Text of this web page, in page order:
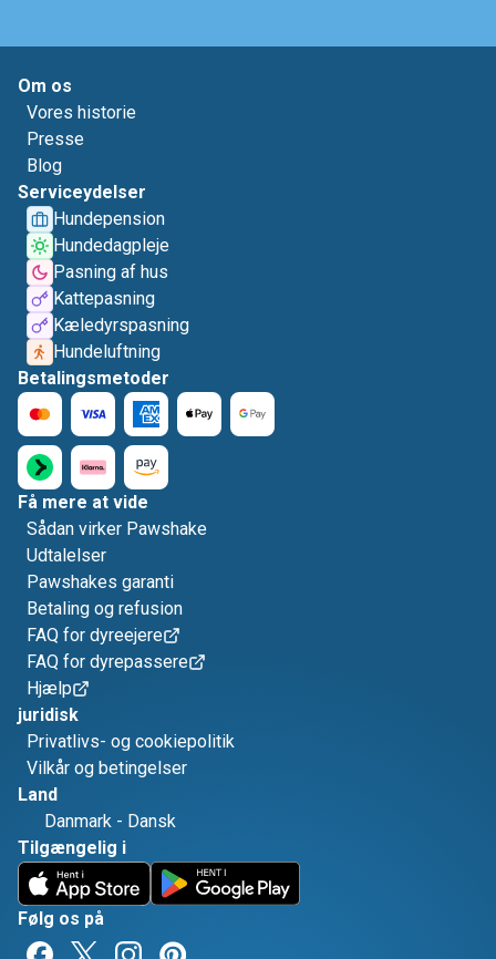
Om os
Vores historie
Presse
Blog
Serviceydelser
Hundepension
Hundedagpleje
Pasning af hus
Kattepasning
Kæledyrspasning
Hundeluftning
Betalingsmetoder
Få mere at vide
Sådan virker Pawshake
Udtalelser
Pawshakes garanti
Betaling og refusion
FAQ for dyreejere
FAQ for dyrepassere
Hjælp
juridisk
Privatlivs- og cookiepolitik
Vilkår og betingelser
Land
Danmark - Dansk
Tilgængelig i
Følg os på